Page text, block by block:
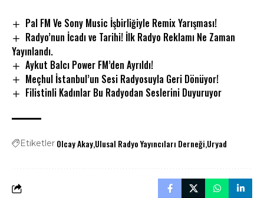
Pal FM Ve Sony Music İşbirliğiyle Remix Yarışması!
Radyo’nun İcadı ve Tarihi! İlk Radyo Reklamı Ne Zaman
Yayınlandı.
Aykut Balcı Power FM’den Ayrıldı!
Meçhul İstanbul’un Sesi Radyosuyla Geri Dönüyor!
Filistinli Kadınlar Bu Radyodan Seslerini Duyuruyor
Etiketler Olcay AkayUlusal Radyo Yayıncıları Derneği Uryad